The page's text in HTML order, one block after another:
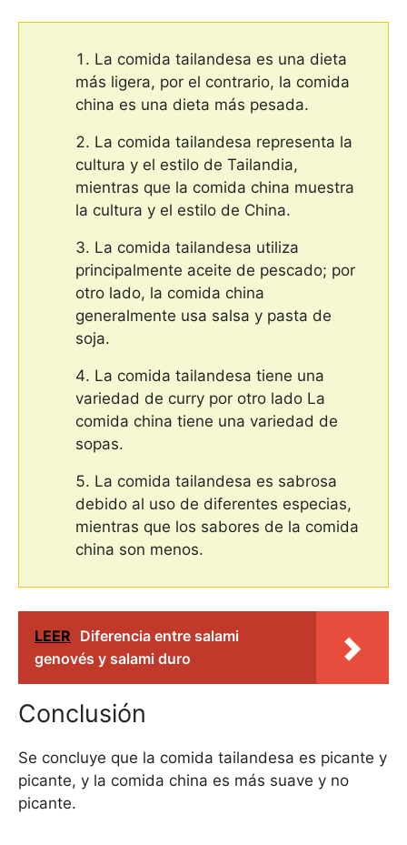
La comida tailandesa es una dieta
más ligera, por el contrario, la comida
china es una dieta más pesada.
La comida tailandesa representa la
cultura y el estilo de Tailandia,
mientras que la comida china muestra
la cultura y el estilo de China.
La comida tailandesa utiliza
principalmente aceite de pescado; por
otro lado, la comida china
generalmente usa salsa y pasta de
soja.
La comida tailandesa tiene una
variedad de curry por otro lado La
comida china tiene una variedad de
sopas.
La comida tailandesa es sabrosa
debido al uso de diferentes especias,
mientras que los sabores de la comida
china son menos.
LEER Diferencia entre salami
genovés y salami duro
Conclusión
Se concluye que la comida tailandesa es picante y
picante, y la comida china es más suave y no
picante.